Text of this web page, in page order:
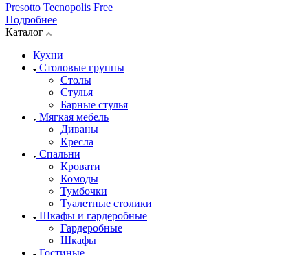
Presotto Tecnopolis Free
Подробнее
Каталог
Кухни
Столовые группы
Столы
Стулья
Барные стулья
Мягкая мебель
Диваны
Кресла
Спальни
Кровати
Комоды
Тумбочки
Туалетные столики
Шкафы и гардеробные
Гардеробные
Шкафы
Гостиные